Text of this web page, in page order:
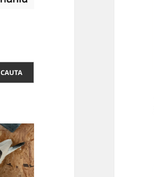
CAUTA